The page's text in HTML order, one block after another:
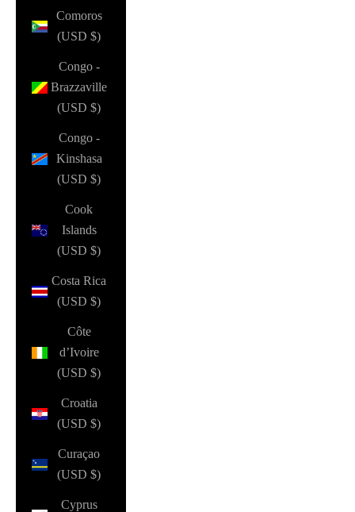
Comoros
(USD $)
Congo -
Brazzaville
(USD $)
Congo -
Kinshasa
(USD $)
Cook
Islands
(USD $)
Costa Rica
(USD $)
Côte
d’Ivoire
(USD $)
Croatia
(USD $)
Curaçao
(USD $)
Cyprus